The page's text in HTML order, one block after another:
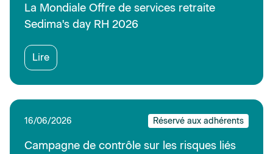
La Mondiale Offre de services retraite
Sedima's day RH 2026
Lire
16/06/2026 Réservé aux adhérents
Campagne de contrôle sur les risques liés